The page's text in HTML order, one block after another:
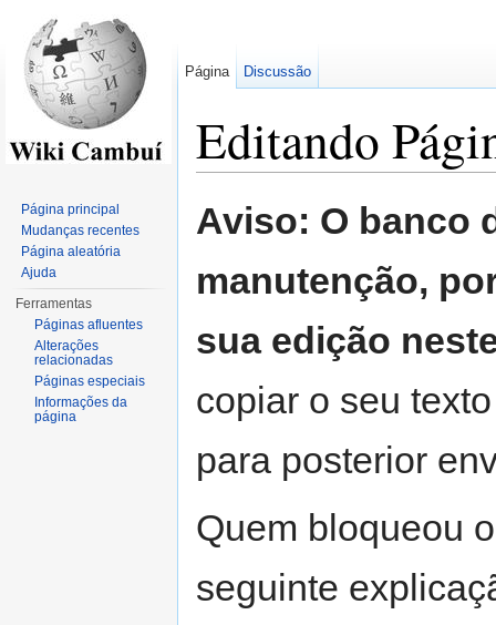
Editando
Aviso: O banco
manutenção,
sua edição
copiar o seu
para posterior
Quem bloqueou
seguinte
Página Discussão
Página principal
Mudanças recentes
Página aleatória
Ajuda
Ferramentas
Páginas afluentes
Alterações
relacionadas
Páginas especiais
Informações da
página